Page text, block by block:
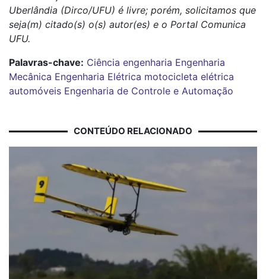
Uberlândia (Dirco/UFU) é livre; porém, solicitamos que
seja(m) citado(s) o(s) autor(es) e o Portal Comunica
UFU.
Palavras-chave: Ciência engenharia Engenharia
Mecânica Engenharia Elétrica motocicleta elétrica
automóveis Engenharia de Controle e Automação
CONTEÚDO RELACIONADO